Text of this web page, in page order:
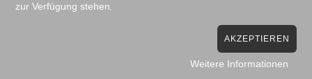
zur Verfügung stehen.
AKZEPTIEREN
Weitere Informationen